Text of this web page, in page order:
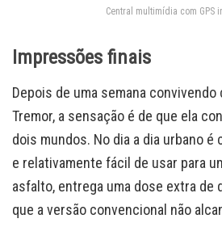
Central multimídia com GPS
Impressões finais
Depois de uma semana convivendo
Tremor, a sensação é de que ela
dois mundos. No dia a dia urbano é
e relativamente fácil de usar para
asfalto, entrega uma dose extra de
que a versão convencional não